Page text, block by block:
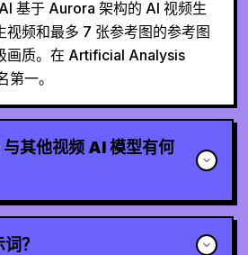
基于 Aurora 架构的 AI 视频生
视频和最多 7 张参考图的参考图
画质。在 Artificial Analysis
一。
其他视频 AI 模型有何
？